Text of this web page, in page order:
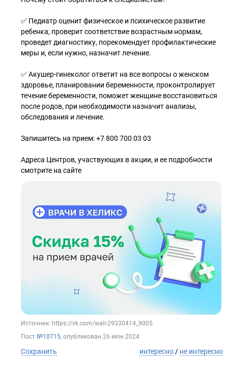
✅ Педиатр оценит физическое и психическое развитие
ребенка, проверит соответствие возрастным нормам,
проведет диагностику, порекомендует профилактические
меры и, если нужно, назначит лечение.
✅ Акушер-гинеколог ответит на все вопросы о женском
здоровье, планировании беременности, проконтролирует
течение беременности, поможет женщине восстановиться
после родов, при необходимости назначит анализы,
обследования и лечение.
Запишитесь на прием: +7 800 700 03 03
Адреса Центров, участвующих в акции, и ее подробности
смотрите на сайте
Источник: https://vk.com/wall-29330414_9005
Пост №10715, опубликован 26 июн 2024
Сохранить интересно / не интересно